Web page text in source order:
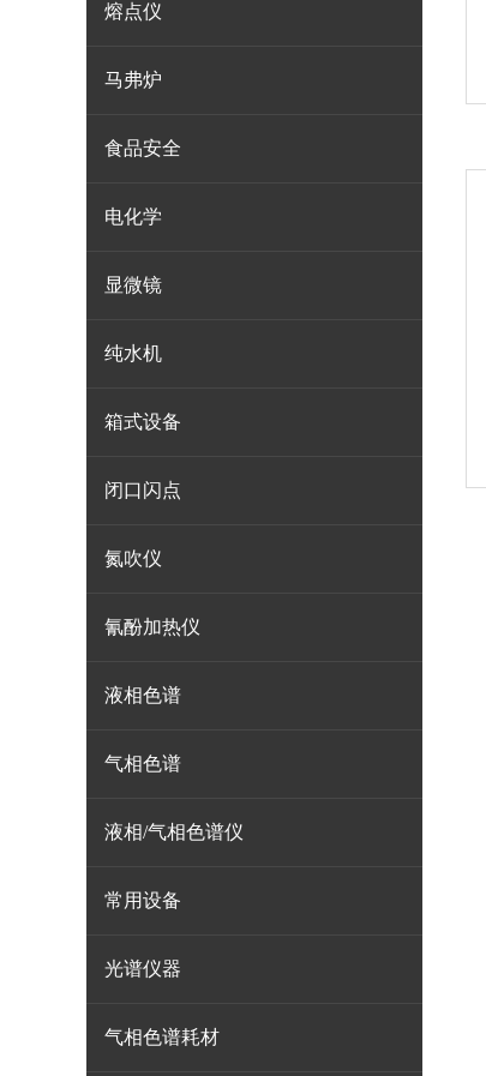
熔点仪
马弗炉
食品安全
电化学
显微镜
纯水机
箱式设备
闭口闪点
氮吹仪
氰酚加热仪
液相色谱
气相色谱
液相/气相色谱仪
常用设备
光谱仪器
气相色谱耗材